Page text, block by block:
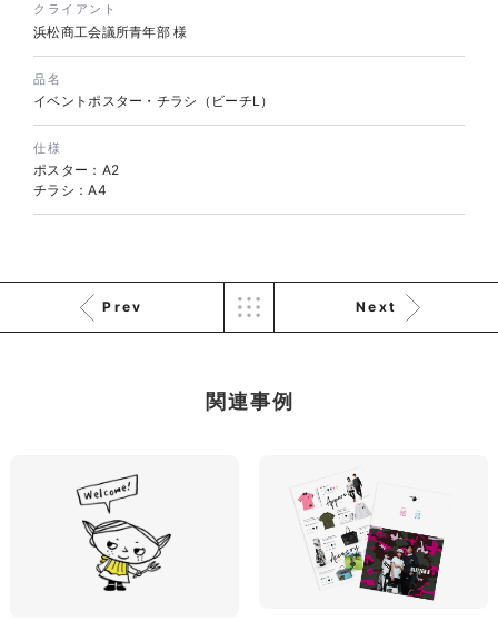
んぬいぐるみ
イラスト・キャラクター
#イラスト
#エコ・環境
#ぬいぐるみ
ノベルティ
#産業廃棄物処理業
#エコ・環境
クライアント
浜松商工会議所青年部 様
品名
イベントポスター・チラシ（ビーチL）
仕様
ポスター：A2
チラシ：A4
Prev Next
関連事例